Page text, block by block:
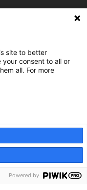
site to better
your consent to all or
all. For more
Powered by